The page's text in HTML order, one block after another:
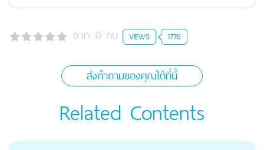
จาก: 0 คน VIEWS 1776
ส่งคำถามของคุณได้ที่นี่
Related Contents